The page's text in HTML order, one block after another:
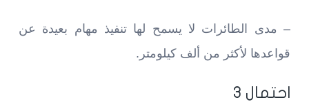
– مدى الطائرات لا يسمح لها تنفيذ مهام بعيدة عن
قواعدها لأكثر من ألف كيلومتر.
احتمال 3